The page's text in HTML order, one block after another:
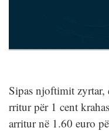
Sipas njoftimit zyrtar,
rritur për 1 cent
arritur në 1.60 euro